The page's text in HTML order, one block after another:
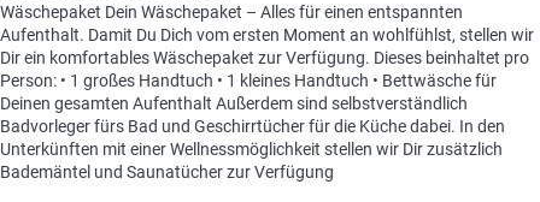
Wäschepaket Dein Wäschepaket – Alles für einen entspannten
Aufenthalt. Damit Du Dich vom ersten Moment an wohlfühlst, stellen wir
Dir ein komfortables Wäschepaket zur Verfügung. Dieses beinhaltet pro
Person: • 1 großes Handtuch • 1 kleines Handtuch • Bettwäsche für
Deinen gesamten Aufenthalt Außerdem sind selbstverständlich
Badvorleger fürs Bad und Geschirrtücher für die Küche dabei. In den
Unterkünften mit einer Wellnessmöglichkeit stellen wir Dir zusätzlich
Bademäntel und Saunatücher zur Verfügung